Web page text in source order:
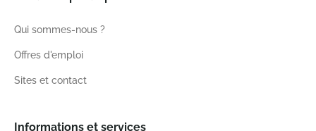
Qui sommes-nous ?
Offres d'emploi
Sites et contact
Informations et services